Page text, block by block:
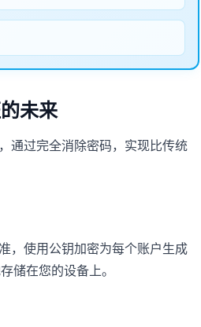
未来
通过完全消除密码，实现比传统
，使用公钥加密为每个账户生成
储在您的设备上。